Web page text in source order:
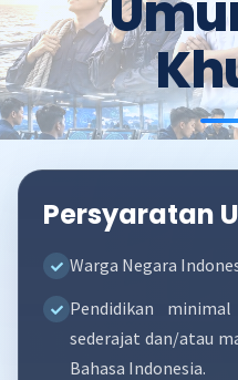
Persyaratan
Warga Negara
Pendidikan
sederajat dan/atau
Bahasa Indonesia.